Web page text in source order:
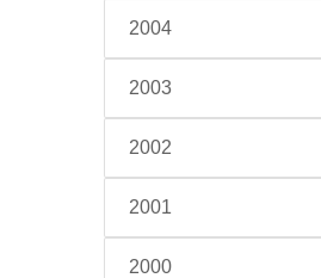
2004
2003
2002
2001
2000